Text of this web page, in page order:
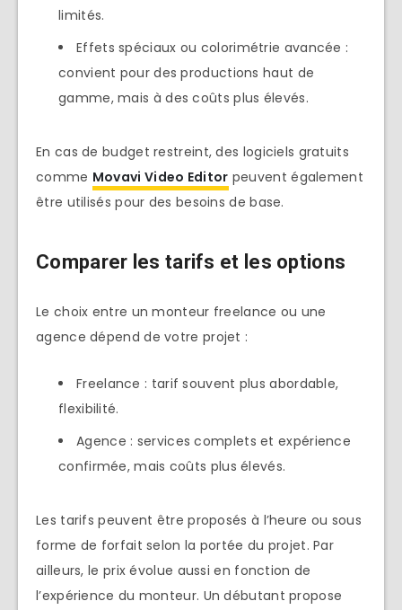
limités.
Effets spéciaux ou colorimétrie avancée :
convient pour des productions haut de
gamme, mais à des coûts plus élevés.
En cas de budget restreint, des logiciels gratuits
comme Movavi Video Editor peuvent également
être utilisés pour des besoins de base.
Comparer les tarifs et les options
Le choix entre un monteur freelance ou une
agence dépend de votre projet :
Freelance : tarif souvent plus abordable,
flexibilité.
Agence : services complets et expérience
confirmée, mais coûts plus élevés.
Les tarifs peuvent être proposés à l’heure ou sous
forme de forfait selon la portée du projet. Par
ailleurs, le prix évolue aussi en fonction de
l’expérience du monteur. Un débutant propose